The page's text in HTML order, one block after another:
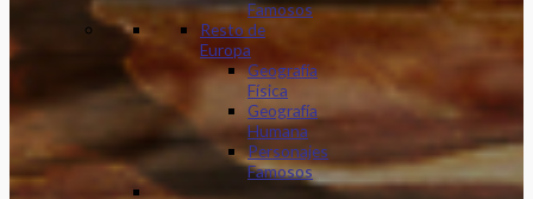
Famosos
Resto de
Europa
Geografía
Física
Geografía
Humana
Personajes
Famosos